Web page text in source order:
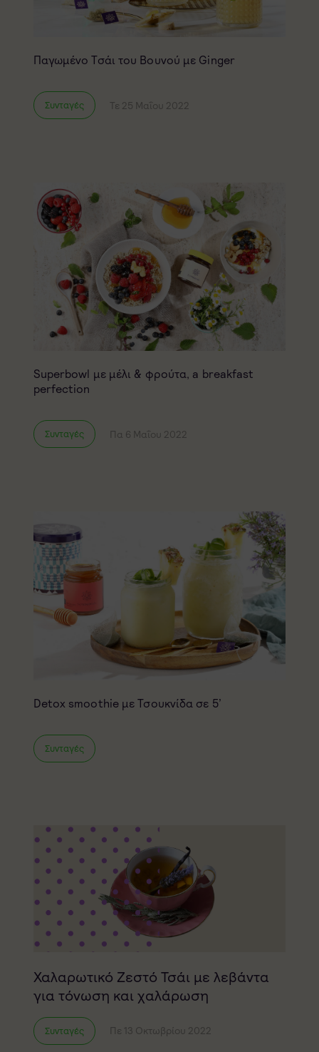
Παγωμένο Τσάι του Βουνού με Ginger
Συνταγές Τε 25 Μαΐου 2022
Superbowl με μέλι & φρούτα, a breakfast
perfection
Συνταγές Πα 6 Μαΐου 2022
Detox smoothie με Τσουκνίδα σε 5’
Συνταγές
Χαλαρωτικό Ζεστό Τσάι με λεβάντα
για τόνωση και χαλάρωση
Συνταγές Πε 13 Οκτωβρίου 2022